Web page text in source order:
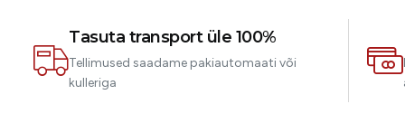
Tasuta transport üle 100%
Tellimused saadame pakiautomaati või
kulleriga